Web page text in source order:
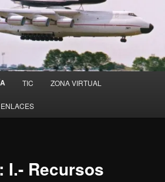
Cerrar
TIC ZONA VIRTUAL
ENLACES
I.- Recursos